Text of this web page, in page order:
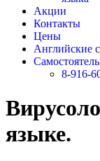
Акции
Контакты
Цены
Английские
8-916-
языке.